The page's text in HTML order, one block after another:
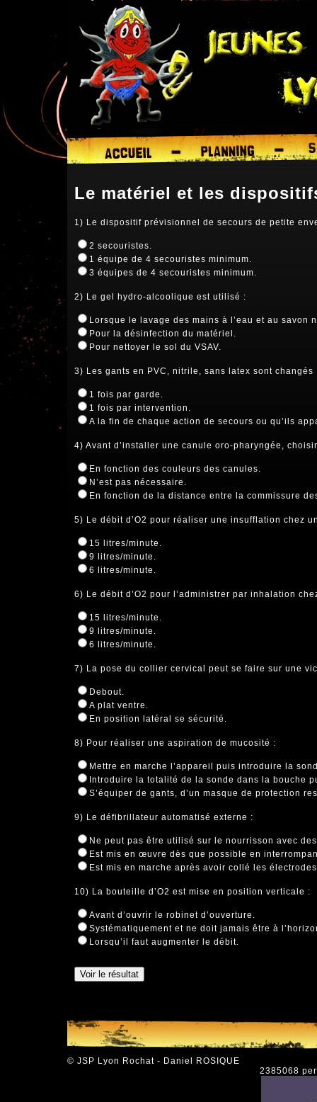
Le matériel et les
1) Le dispositif prévisionnel de secours de petite
2 secouristes.
1 équipe de 4 secouristes minimum.
3 équipes de 4 secouristes minimum.
2) Le gel hydro-alcoolique est utilisé :
Lorsque le lavage des mains à l’eau et au savon
Pour la désinfection du matériel.
Pour nettoyer le sol du VSAV.
3) Les gants en PVC, nitrile, sans latex sont changés
1 fois par garde.
1 fois par intervention.
A la fin de chaque action de secours ou qu’ils
4) Avant d’installer une canule oro-pharyngée,
En fonction des couleurs des canules.
N’est pas nécessaire.
En fonction de la distance entre la commissure
5) Le débit d’O2 pour réaliser une insufflation chez
15 litres/minute.
9 litres/minute.
6 litres/minute.
6) Le débit d’O2 pour l’administrer par inhalation
15 litres/minute.
9 litres/minute.
6 litres/minute.
7) La pose du collier cervical peut se faire sur une
Debout.
A plat ventre.
En position latéral se sécurité.
8) Pour réaliser une aspiration de mucosité :
Mettre en marche l’appareil puis introduire la
Introduire la totalité de la sonde dans la bouche
S’équiper de gants, d’un masque de protection
9) Le défibrillateur automatisé externe :
Ne peut pas être utilisé sur le nourrisson avec
Est mis en œuvre dès que possible en
Est mis en marche après avoir collé les
10) La bouteille d’O2 est mise en position verticale :
Avant d’ouvrir le robinet d’ouverture.
Systématiquement et ne doit jamais être à
Lorsqu’il faut augmenter le débit.
© JSP Lyon Rochat - Daniel ROSIQUE
2385068